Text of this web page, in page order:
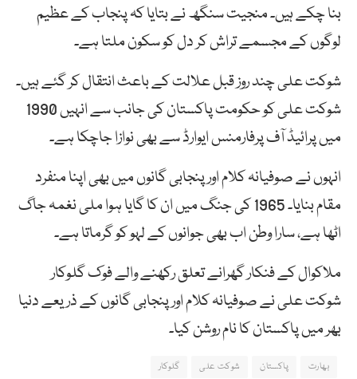
بنا چکے ہیں۔ منجیت سنگھ نے بتایا کہ پنجاب کے عظیم
لوگوں کے مجسمے تراش کر دل کو سکون ملتا ہے۔
شوکت علی چند روز قبل علالت کے باعث انتقال کر گئے ہیں۔
شوکت علی کو حکومت پاکستان کی جانب سے انہیں 1990
میں پرائیڈ آف پرفارمنس ایوارڈ سے بھی نوازا جاچکا ہے۔
انہوں نے صوفیانہ کلام اور پنجابی گانوں میں بھی اپنا منفرد
مقام بنایا۔ 1965 کی جنگ میں ان کا گایا ہوا ملی نغمہ جاگ
اٹھا ہے، سارا وطن اب بھی جوانوں کے لہو کو گرماتا ہے۔
ملاکوال کے فنکار گھرانے تعلق رکھنے والے فوک گلوکار
شوکت علی نے صوفیانہ کلام اور پنجابی گانوں کے ذریعے دنیا
بھر میں پاکستان کا نام روشن کیا۔
بھارت پاکستان شوکت علی گلوکار